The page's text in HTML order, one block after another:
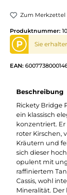
Zum
Produktnummer:
P Sie
EAN:
Beschreibung
Rickety Bridge
ein klassisch
konzentriert.
roter Kirschen,
Kräutern und
sich dieser
opulent mit
raffiniertem
Cassis, wohl
Mineralität.